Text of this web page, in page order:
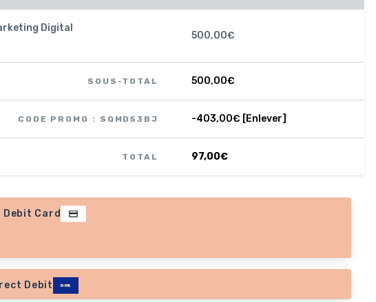
Digital
500,00€
SOUS-TOTAL 500,00€
CODE PROMO : SQMD53BJ -403,00€ [Enlever]
TOTAL 97,00€
Card
Debit